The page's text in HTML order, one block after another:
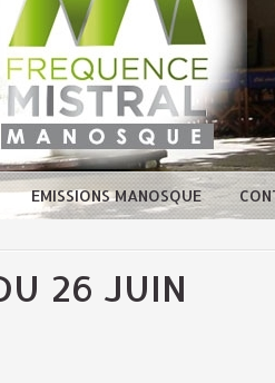
EMISSIONS MANOSQUE
26 JUIN